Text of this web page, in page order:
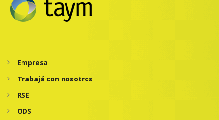
Empresa
Trabajá con nosotros
RSE
ODS